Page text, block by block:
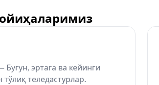
эртага ва кейинги
тўлиқ теледастурлар.